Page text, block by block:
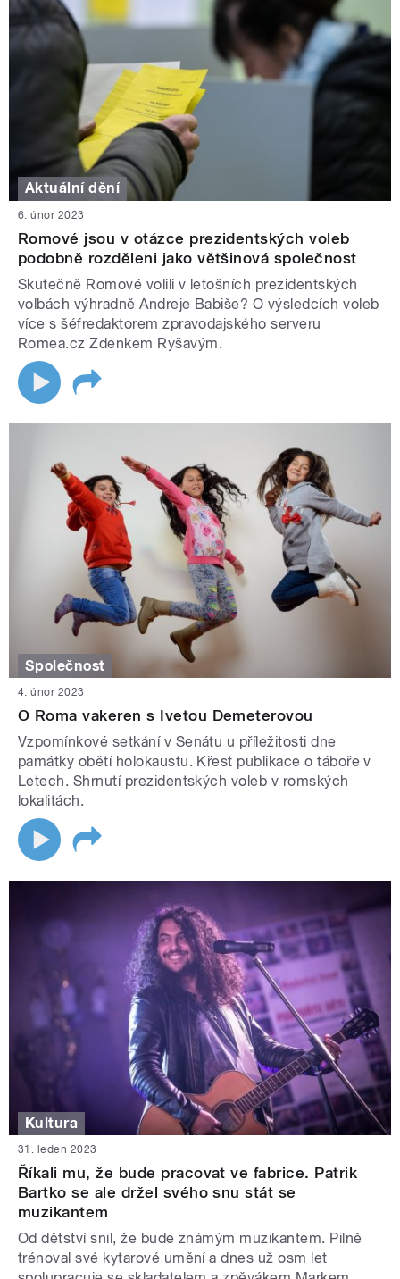
Aktuální dění
6. únor 2023
Romové jsou v otázce prezidentských voleb
podobně rozděleni jako většinová společnost
Skutečně Romové volili v letošních prezidentských
volbách výhradně Andreje Babiše? O výsledcích voleb
více s šéfredaktorem zpravodajského serveru
Romea.cz Zdenkem Ryšavým.
Společnost
4. únor 2023
O Roma vakeren s Ivetou Demeterovou
Vzpomínkové setkání v Senátu u příležitosti dne
památky obětí holokaustu. Křest publikace o táboře v
Letech. Shrnutí prezidentských voleb v romských
lokalitách.
Kultura
31. leden 2023
Říkali mu, že bude pracovat ve fabrice. Patrik
Bartko se ale držel svého snu stát se
muzikantem
Od dětství snil, že bude známým muzikantem. Pilně
trénoval své kytarové umění a dnes už osm let